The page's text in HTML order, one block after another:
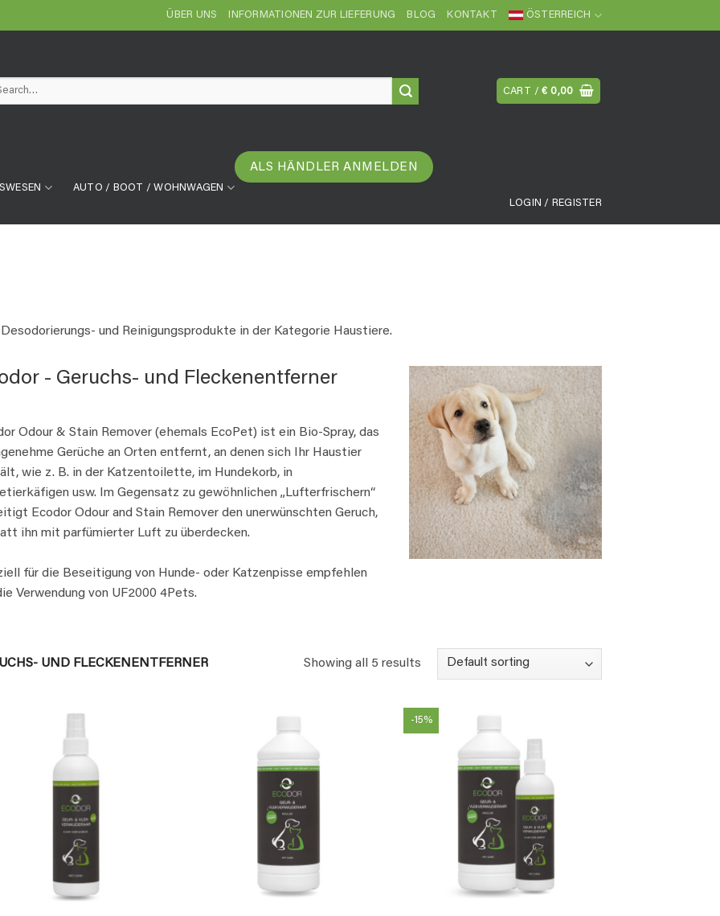
ÜBER UNS INFORMATIONEN ZUR LIEFERUNG BLOG KONTAKT ÖSTERREICH
CART /€ 0,00
AUTO / BOOT / WOHNWAGEN
ALS HÄNDLER ANMELDEN
LOGIN / REGISTER
und Reinigungsprodukte in der Kategorie Haustiere.
- Geruchs- und Fleckenentferner
Odour & Stain Remover (ehemals EcoPet) ist ein Bio-Spray, das
Gerüche an Orten entfernt, an denen sich Ihr Haustier
wie z. B. in der Katzentoilette, im Hundekorb, in
usw. Im Gegensatz zu gewöhnlichen „Lufterfrischern“
Ecodor Odour and Stain Remover den unerwünschten Geruch,
ihn mit parfümierter Luft zu überdecken.
für die Beseitigung von Hunde- oder Katzenpisse empfehlen
Verwendung von UF2000 4Pets.
UND FLECKENENTFERNER Showing all 5 results
-15%